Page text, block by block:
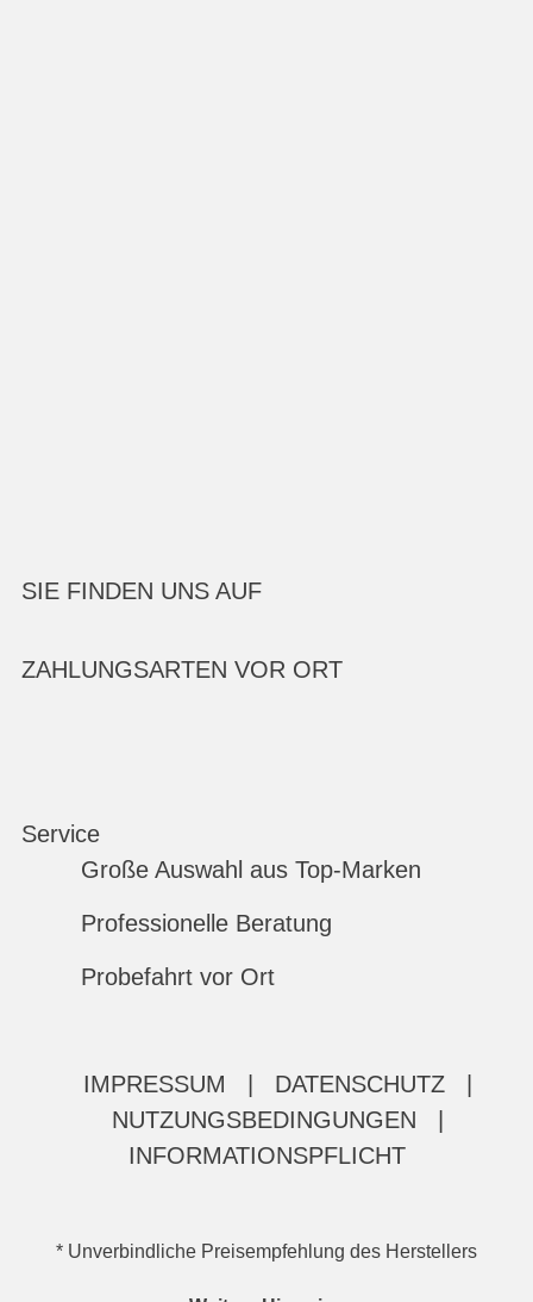
SIE FINDEN UNS AUF
ZAHLUNGSARTEN VOR ORT
Service
Große Auswahl aus Top-Marken
Professionelle Beratung
Probefahrt vor Ort
IMPRESSUM DATENSCHUTZ
NUTZUNGSBEDINGUNGEN
INFORMATIONSPFLICHT
* Unverbindliche Preisempfehlung des Herstellers